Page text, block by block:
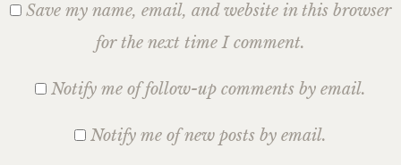
Save my name, email, and website in this browser
for the next time I comment.
Notify me of follow-up comments by email.
Notify me of new posts by email.